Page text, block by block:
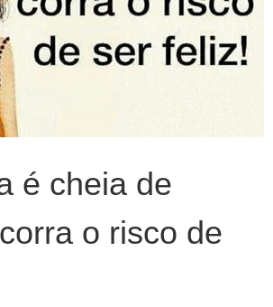
é cheia de
o risco de